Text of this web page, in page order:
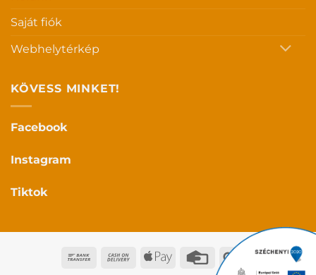
Saját fiók
Webhelytérkép
KÖVESS MINKET!
Facebook
Instagram
Tiktok
Bank
Cash
Apple
Credit
Card
Google
Pay